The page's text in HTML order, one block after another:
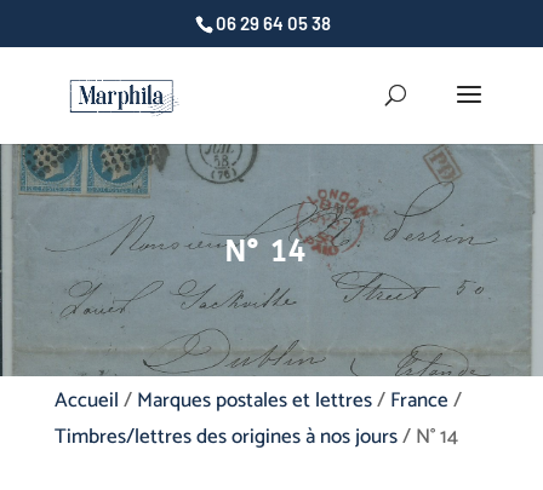
06 29 64 05 38
N° 14
Accueil/Marques postales et lettres/France/
Timbres/lettres des origines à nos jours/ N° 14